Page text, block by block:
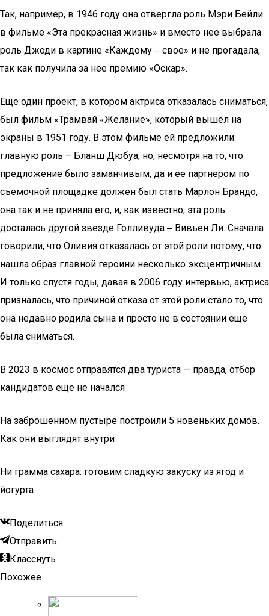
Так, например, в 1946 году она отвергла роль Мэри Бейли
в фильме «Эта прекрасная жизнь» и вместо нее выбрала
роль Джоди в картине «Каждому ‒ свое» и не прогадала,
так как получила за нее премию «Оскар».
Еще один проект, в котором актриса отказалась сниматься,
был фильм «Трамвай «Желание», который вышел на
экраны в 1951 году. В этом фильме ей предложили
главную роль – Бланш Дюбуа, но, несмотря на то, что
предложение было заманчивым, да и ее партнером по
съемочной площадке должен был стать Марлон Брандо,
она так и не приняла его, и, как известно, эта роль
досталась другой звезде Голливуда ‒ Вивьен Ли. Сначала
говорили, что Оливия отказалась от этой роли потому, что
нашла образ главной героини несколько эксцентричным.
И только спустя годы, давая в 2006 году интервью, актриса
призналась, что причиной отказа от этой роли стало то, что
она недавно родила сына и просто не в состоянии еще
была сниматься.
В 2023 в космос отправятся два туриста — правда, отбор
кандидатов еще не начался
На заброшенном пустыре построили 5 новеньких домов.
Как они выглядят внутри
Ни грамма сахара: готовим сладкую закуску из ягод и
йогурта
Поделиться
Отправить
Класснуть
Похожее